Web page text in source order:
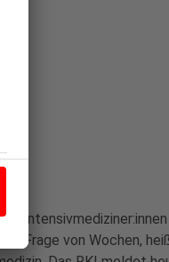
Frage von Wochen,